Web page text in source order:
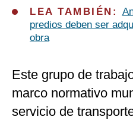
LEA TAMBIÉN:
predios deben ser
obra
Este grupo de
marco normativo
servicio de